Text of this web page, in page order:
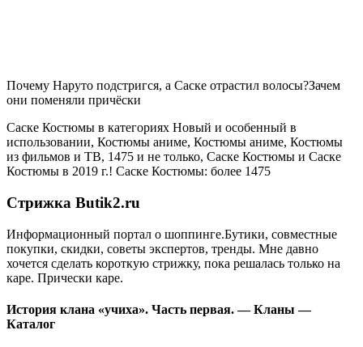
Почему Наруто подстригся, а Саске отрастил волосы?Зачем
они поменяли причёски
Саске Костюмы в категориях Новый и особенный в
использовании, Костюмы аниме, Костюмы аниме, Костюмы
из фильмов и ТВ, 1475 и не только, Саске Костюмы и Саске
Костюмы в 2019 г.! Саске Костюмы: более 1475
Стрижка Butik2.ru
Информационный портал о шоппинге.Бутики, совместные
покупки, скидки, советы экспертов, тренды. Мне давно
хочется сделать короткую стрижку, пока решалась только на
каре. Прически каре.
История клана «учиха». Часть первая. — Кланы —
Каталог